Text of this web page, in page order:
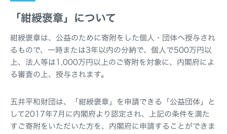
「紺綬褒章」について
紺綬褒章は、公益のために寄附をした個人・団体へ授与され
るもので、一時または3年以内の分納で、個人で500万円以
上、法人等は1,000万円以上のご寄附を対象に、内閣府によ
る審査の上、授与されます。
五井平和財団は、「紺綬褒章」を申請できる「公益団体」と
して2017年7月に内閣府より認定され、上記の条件を満た
すご寄附をいただいた方を、内閣府に申請することができま